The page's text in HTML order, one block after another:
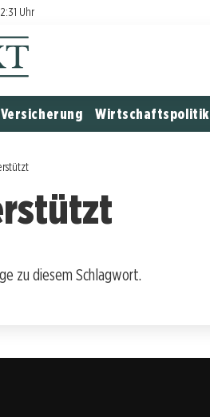
Uhr
Versicherung Wirtschaftspolitik
zu diesem Schlagwort.